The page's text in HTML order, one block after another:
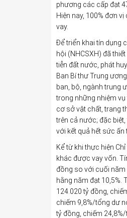
phương các cấp đạt
Hiện nay, 100% đơn
vay.
Để triển khai tín dụng
hội (NHCSXH) đã
tiễn đất nước, phát
Ban Bí thư Trung
ban, bộ, ngành trung
trong những nhiệm
cơ sở vật chất, trang
trên cả nước; đặc
với kết quả hết sức ấn
Kể từ khi thực hiện
khác được vay vốn.
đồng so với cuối
hằng năm đạt 10,5%.
124.020 tỷ đồng,
chiếm 9,8%/tổng dư
tỷ đồng, chiếm